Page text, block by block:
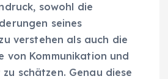
sowohl die
seines
verstehen als auch die
von Kommunikation und
schätzen. Genau diese